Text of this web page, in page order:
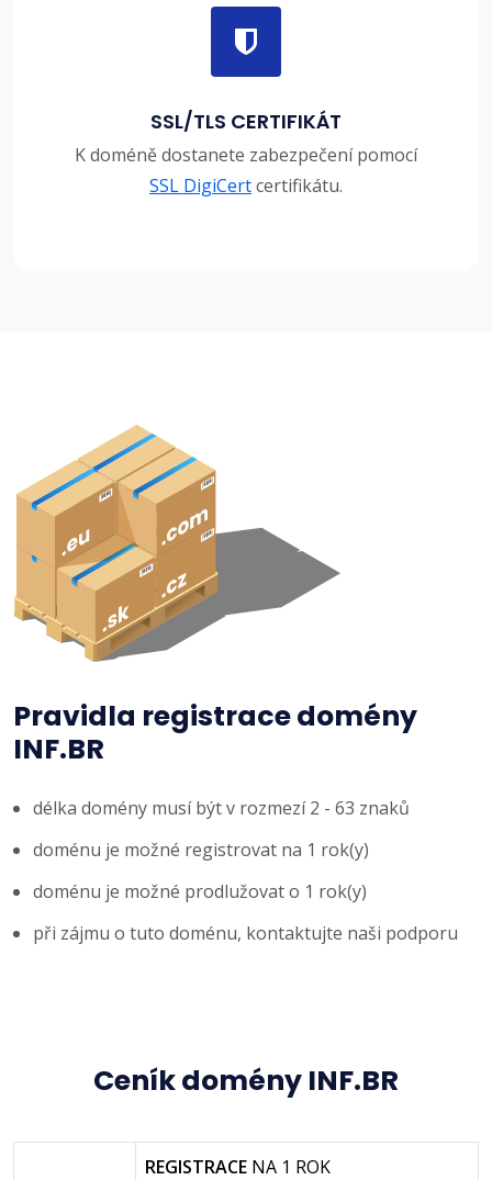
SSL/TLS CERTIFIKÁT
K doméně dostanete zabezpečení pomocí
SSL DigiCertcertifikátu.
Pravidla registrace domény
INF.BR
délka domény musí být v rozmezí 2 - 63 znaků
doménu je možné registrovat na 1 rok(y)
doménu je možné prodlužovat o 1 rok(y)
při zájmu o tuto doménu, kontaktujte naši podporu
Ceník domény INF.BR
REGISTRACE NA 1 ROK